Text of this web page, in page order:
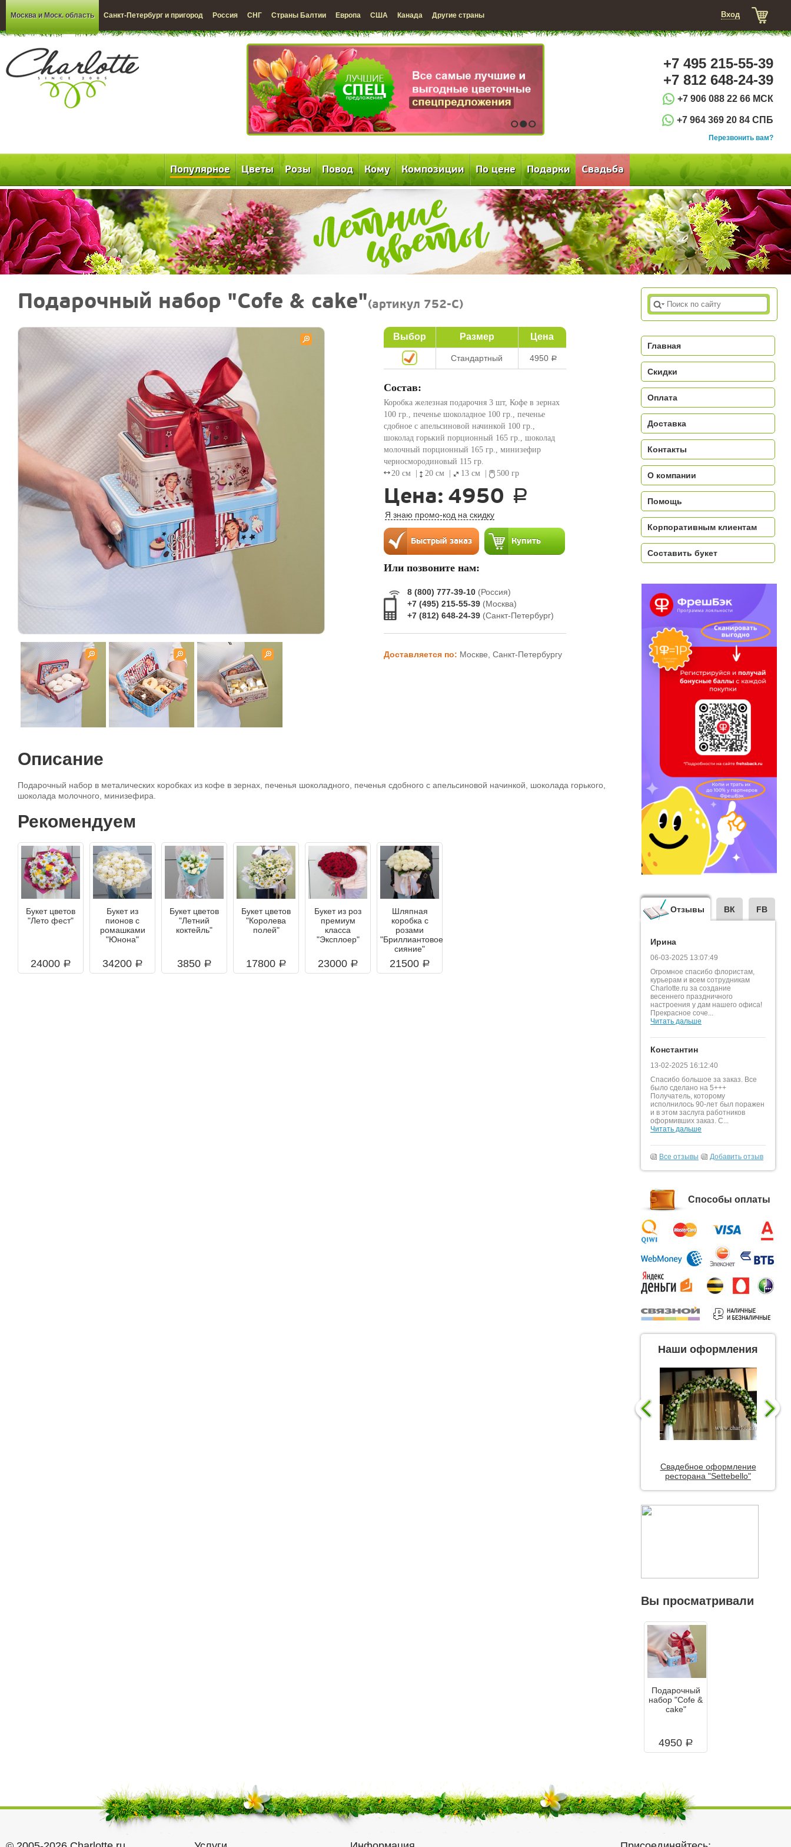
Москва и Моск. область Санкт-Петербург и пригород Россия СНГ Страны Балтии Европа США Канада Другие страны Вход
1 2 3
+7 495 215-55-39
+7 812 648-24-39
+7 906 088 22 66 МСК
+7 964 369 20 84 СПБ
Перезвонить вам?
Популярное Цветы Розы Повод Кому Композиции По цене Подарки Свадьба
Подарочный набор "Cofe & cake"(артикул 752-C)
Выбор Размер Цена
Стандартный 4950 a
Состав:
Коробка железная подарочня 3 шт, Кофе в зернах
100 гр., печенье шоколадное 100 гр., печенье
сдобное с апельсиновой начинкой 100 гр.,
шоколад горький порционный 165 гр., шоколад
молочный порционный 165 гр., минизефир
черносмородиновый 115 гр.
20 см
20 см 13 см 500 гр
Цена: 4950 a
Я знаю промо-код на скидку
Или позвоните нам:
8 (800) 777-39-10 (Россия)
+7 (495) 215-55-39 (Москва)
+7 (812) 648-24-39 (Санкт-Петербург)
Доставляется по: Москве, Санкт-Петербургу
Описание
Подарочный набор в металических коробках из кофе в зернах, печенья шоколадного, печенья сдобного с апельсиновой начинкой, шоколада горького,
шоколада молочного, минизефира.
Рекомендуем
Букет цветов
"Лето фест"
24000 a
Букет из
пионов с
ромашками
"Юнона"
34200 a
Букет цветов
"Летний
коктейль"
3850 a
Букет цветов
"Королева
полей"
17800 a
Букет из роз
премиум
класса
"Эксплоер"
23000 a
Шляпная
коробка с
розами
"Бриллиантовое
сияние"
21500 a
Главная
Скидки
Оплата
Доставка
Контакты
О компании
Помощь
Корпоративным клиентам
Составить букет
Отзывы ВК FB
Ирина
06-03-2025 13:07:49
Огромное спасибо флористам,
курьерам и всем сотрудникам
Charlotte.ru за создание
весеннего праздничного
настроения у дам нашего офиса!
Прекрасное соче...
Читать дальше
Константин
13-02-2025 16:12:40
Спасибо большое за заказ. Все
было сделано на 5+++
Получатель, которому
исполнилось 90-лет был поражен
и в этом заслуга работников
оформивших заказ. С...
Читать дальше
Все отзывы Добавить отзыв
Способы оплаты
Наши оформления
Свадебное оформление
ресторана "Settebello"
Вы просматривали
Подарочный
набор "Cofe &
cake"
4950 a